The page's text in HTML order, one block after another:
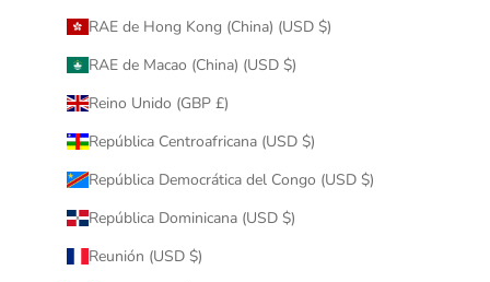
RAE de Hong Kong (China) (USD $)
RAE de Macao (China) (USD $)
Reino Unido (GBP £)
República Centroafricana (USD $)
República Democrática del Congo (USD $)
República Dominicana (USD $)
Reunión (USD $)